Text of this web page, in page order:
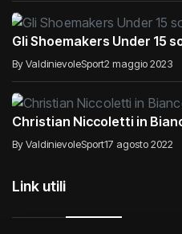
Gli Shoemakers Under 15
By ValdinievoleSport2 maggio 2023
Christian Niccoletti in
By ValdinievoleSport17 agosto 2022
Link utili